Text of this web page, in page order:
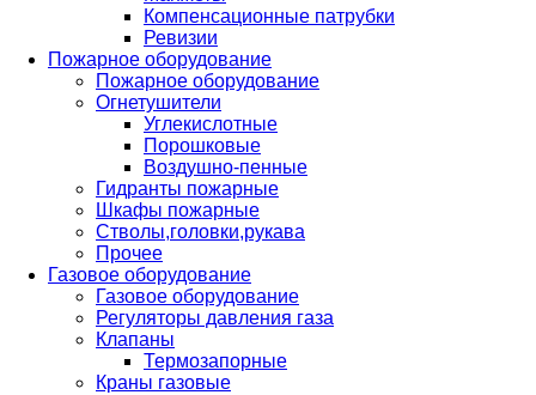
Компенсационные патрубки
Ревизии
Пожарное оборудование
Пожарное оборудование
Огнетушители
Углекислотные
Порошковые
Воздушно-пенные
Гидранты пожарные
Шкафы пожарные
Стволы,головки,рукава
Прочее
Газовое оборудование
Газовое оборудование
Регуляторы давления газа
Клапаны
Термозапорные
Краны газовые